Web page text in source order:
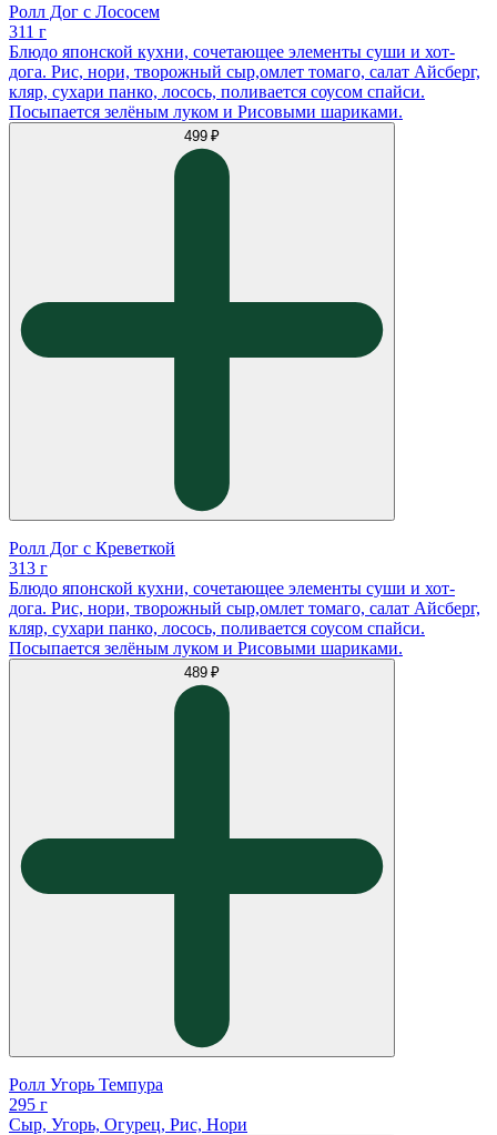
Ролл Дог с Лососем
311 г
Блюдо японской кухни, сочетающее элементы суши и хот-
дога. Рис, нори, творожный сыр,омлет томаго, салат Айсберг,
кляр, сухари панко, лосось, поливается соусом спайси.
Посыпается зелëным луком и Рисовыми шариками.
499 ₽
Ролл Дог с Креветкой
313 г
Блюдо японской кухни, сочетающее элементы суши и хот-
дога. Рис, нори, творожный сыр,омлет томаго, салат Айсберг,
кляр, сухари панко, лосось, поливается соусом спайси.
Посыпается зелëным луком и Рисовыми шариками.
489 ₽
Ролл Угорь Темпура
295 г
Сыр, Угорь, Огурец, Рис, Нори